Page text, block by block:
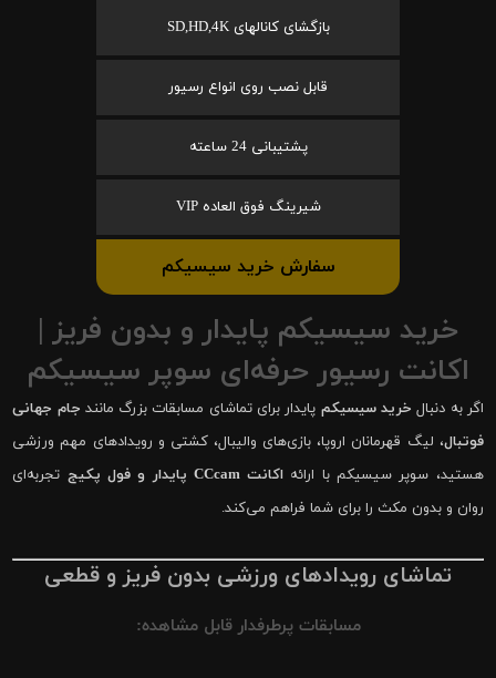
بازگشای کانالهای SD,HD,4K
قابل نصب روی انواع رسیور
پشتیبانی 24 ساعته
شیرینگ فوق العاده VIP
سفارش خرید سیسیکم
خرید سیسیکم پایدار و بدون فریز |
اکانت رسیور حرفه‌ای سوپر سیسیکم
اگر به دنبال خرید سیسیکم پایدار برای تماشای مسابقات بزرگ مانند جام جهانی
فوتبال، لیگ قهرمانان اروپا، بازی‌های والیبال، کشتی و رویدادهای مهم ورزشی
هستید، سوپر سیسیکم با ارائه اکانت CCcam پایدار و فول پکیج
تجربه‌ای
روان و بدون مکث را برای شما فراهم می‌کند.
تماشای رویدادهای ورزشی بدون فریز و قطعی
مسابقات پرطرفدار قابل مشاهده: